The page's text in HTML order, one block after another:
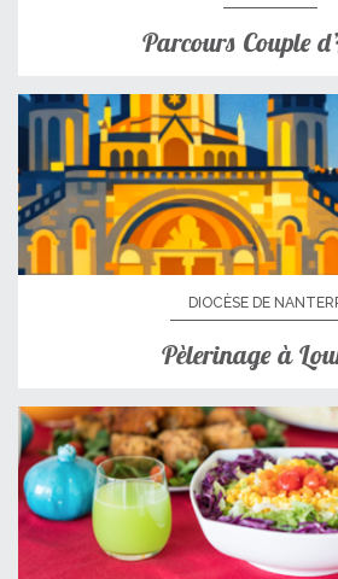
Parcours Couple
DIOCÈSE DE
Pèlerinage à